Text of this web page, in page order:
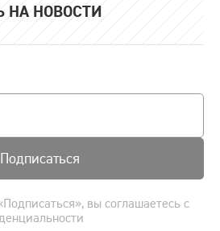
НОВОСТИ
Подписаться
вы соглашаетесь с